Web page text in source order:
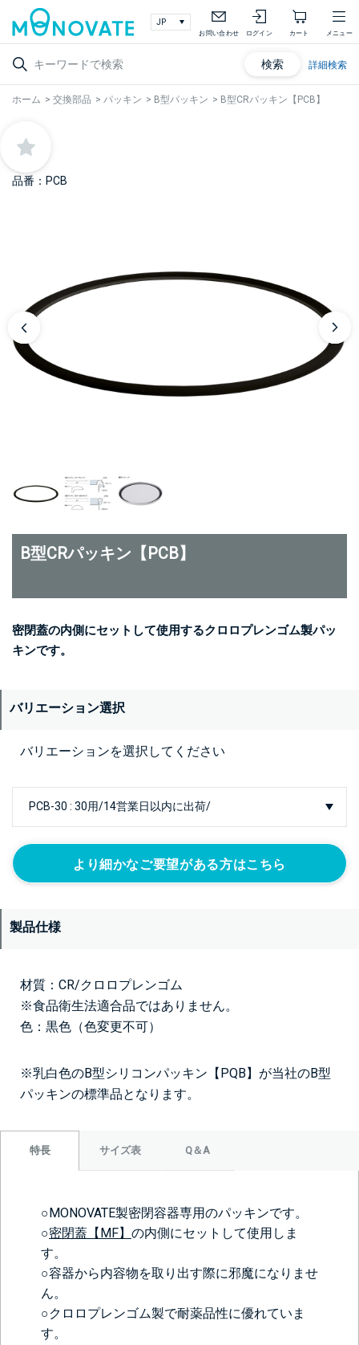
お問い合わせ ログイン カート メニュー
検索 詳細検索
ホーム > 交換部品 > パッキン > B型パッキン > B型CRパッキン【PCB】
品番：PCB
B型CRパッキン【PCB】
密閉蓋の内側にセットして使用するクロロプレンゴム製パッ
キンです。
バリエーション選択
バリエーションを選択してください
より細かなご要望がある方はこちら
製品仕様
材質：CR/クロロプレンゴム
※食品衛生法適合品ではありません。
色：黒色（色変更不可）
※乳白色のB型シリコンパッキン【PQB】 が当社のB型
パッキンの標準品となります。
特長 サイズ表 Q＆A
○MONOVATE製密閉容器専用のパッキンです。
○密閉蓋【MF】 の内側にセットして使用しま
す。
○容器から内容物を取り出す際に邪魔になりませ
ん。
○クロロプレンゴム製で耐薬品性に優れていま
す。